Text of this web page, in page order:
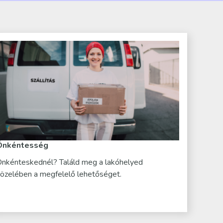
Találd meg a lakóhelyed
a megfelelő lehetőséget.